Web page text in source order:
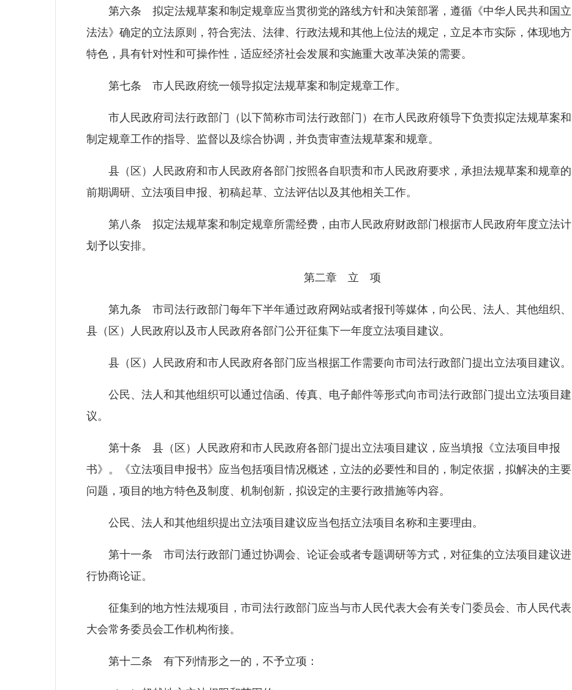
第六条 拟定法规草案和制定规章应当贯彻党的路线方针和决策部署，遵循《中华人民共和国立
法法》确定的立法原则，符合宪法、法律、行政法规和其他上位法的规定，立足本市实际，体现地方
特色，具有针对性和可操作性，适应经济社会发展和实施重大改革决策的需要。
第七条 市人民政府统一领导拟定法规草案和制定规章工作。
市人民政府司法行政部门（以下简称市司法行政部门）在市人民政府领导下负责拟定法规草案和
制定规章工作的指导、监督以及综合协调，并负责审查法规草案和规章。
县（区）人民政府和市人民政府各部门按照各自职责和市人民政府要求，承担法规草案和规章的
前期调研、立法项目申报、初稿起草、立法评估以及其他相关工作。
第八条 拟定法规草案和制定规章所需经费，由市人民政府财政部门根据市人民政府年度立法计
划予以安排。
第二章 立 项
第九条 市司法行政部门每年下半年通过政府网站或者报刊等媒体，向公民、法人、其他组织、
县（区）人民政府以及市人民政府各部门公开征集下一年度立法项目建议。
县（区）人民政府和市人民政府各部门应当根据工作需要向市司法行政部门提出立法项目建议。
公民、法人和其他组织可以通过信函、传真、电子邮件等形式向市司法行政部门提出立法项目建
议。
第十条 县（区）人民政府和市人民政府各部门提出立法项目建议，应当填报《立法项目申报
书》。《立法项目申报书》应当包括项目情况概述，立法的必要性和目的，制定依据，拟解决的主要
问题，项目的地方特色及制度、机制创新，拟设定的主要行政措施等内容。
公民、法人和其他组织提出立法项目建议应当包括立法项目名称和主要理由。
第十一条 市司法行政部门通过协调会、论证会或者专题调研等方式，对征集的立法项目建议进
行协商论证。
征集到的地方性法规项目，市司法行政部门应当与市人民代表大会有关专门委员会、市人民代表
大会常务委员会工作机构衔接。
第十二条 有下列情形之一的，不予立项：